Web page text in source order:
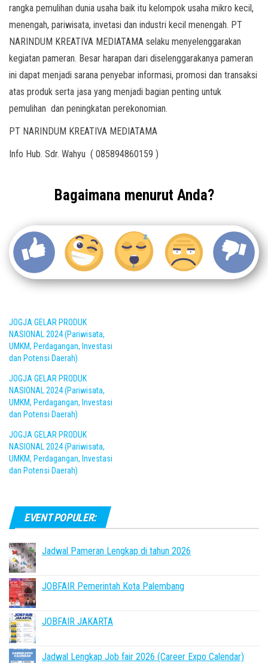
rangka pemulihan dunia usaha baik itu kelompok usaha mikro kecil,
menengah, pariwisata, invetasi dan industri kecil menengah. PT
NARINDUM KREATIVA MEDIATAMA selaku menyelenggarakan
kegiatan pameran. Besar harapan dari diselenggarakanya pameran
ini dapat menjadi sarana penyebar informasi, promosi dan transaksi
atas produk serta jasa yang menjadi bagian penting untuk
pemulihan dan peningkatan perekonomian.
PT NARINDUM KREATIVA MEDIATAMA
Info Hub. Sdr. Wahyu ( 085894860159 )
Bagaimana menurut Anda?
JOGJA GELAR PRODUK
NASIONAL 2024 (Pariwisata,
UMKM, Perdagangan, Investasi
dan Potensi Daerah)
JOGJA GELAR PRODUK
NASIONAL 2024 (Pariwisata,
UMKM, Perdagangan, Investasi
dan Potensi Daerah)
JOGJA GELAR PRODUK
NASIONAL 2024 (Pariwisata,
UMKM, Perdagangan, Investasi
dan Potensi Daerah)
EVENT POPULER:
Jadwal Pameran Lengkap di tahun 2026
JOBFAIR Pemerintah Kota Palembang
JOBFAIR JAKARTA
Jadwal Lengkap Job fair 2026 (Career Expo Calendar)